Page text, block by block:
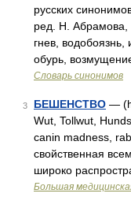
русских
ред. Н. Абрамова,
гнев, водобоязнь,
обурь,
Словарь синонимов
3 БЕШЕНСТВО —
Wut, Tollwut,
canin madness,
свойственная
широко
Большая